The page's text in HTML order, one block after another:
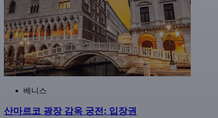
베니스
산마르코 광장 감옥 궁전: 입장권